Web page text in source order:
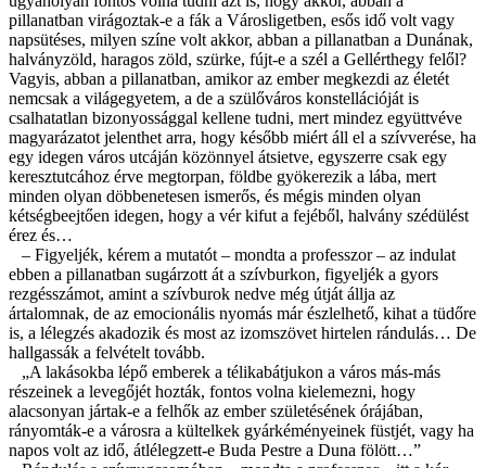
pillanatban virágoztak-e a fák a Városligetben, esős idő volt vagy
napsütéses, milyen színe volt akkor, abban a pillanatban a Dunának,
halványzöld, haragos zöld, szürke, fújt-e a szél a Gellérthegy felől?
Vagyis, abban a pillanatban, amikor az ember megkezdi az életét
nemcsak a világegyetem, a de a szülőváros konstellációját is
csalhatatlan bizonyossággal kellene tudni, mert mindez együttvéve
magyarázatot jelenthet arra, hogy később miért áll el a szívverése, ha
egy idegen város utcáján közönnyel átsietve, egyszerre csak egy
keresztutcához érve megtorpan, földbe gyökerezik a lába, mert
minden olyan döbbenetesen ismerős, és mégis minden olyan
kétségbeejtően idegen, hogy a vér kifut a fejéből, halvány szédülést
érez és…
– Figyeljék, kérem a mutatót – mondta a professzor – az indulat
ebben a pillanatban sugárzott át a szívburkon, figyeljék a gyors
rezgésszámot, amint a szívburok nedve még útját állja az
ártalomnak, de az emocionális nyomás már észlelhető, kihat a tüdőre
is, a lélegzés akadozik és most az izomszövet hirtelen rándulás… De
hallgassák a felvételt tovább.
„A lakásokba lépő emberek a télikabátjukon a város más-más
részeinek a levegőjét hozták, fontos volna kielemezni, hogy
alacsonyan jártak-e a felhők az ember születésének órájában,
rányomták-e a városra a kültelkek gyárkéményeinek füstjét, vagy ha
napos volt az idő, átlélegzett-e Buda Pestre a Duna fölött…”